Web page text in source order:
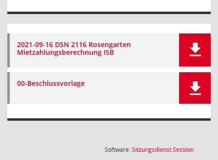
2021-09-16 DSN 2116 Rosengarten
Mietzahlungsberechnung ISB
00-Beschlussvorlage
Software:SitzungsdienstSession(Wird in